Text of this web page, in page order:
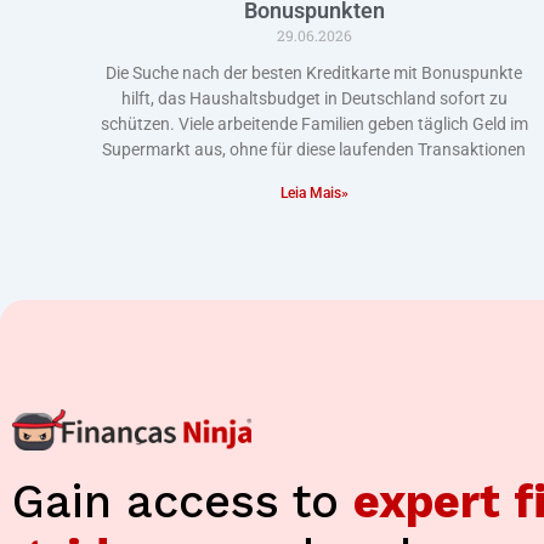
Bonuspunkten
29.06.2026
Die Suche nach der besten Kreditkarte mit Bonuspunkte
hilft, das Haushaltsbudget in Deutschland sofort zu
schützen. Viele arbeitende Familien geben täglich Geld im
Supermarkt aus, ohne für diese laufenden Transaktionen
Leia Mais»
Gain access to expert